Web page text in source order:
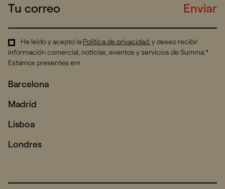
Enviar
He leído y acepto la Política de privacidad. y deseo recibir
información comercial, noticias, eventos y servicios de Summa.*
Estamos presentes em
Barcelona
Madrid
Lisboa
Londres